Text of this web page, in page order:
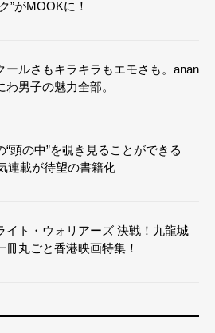
”がMOOKに！
ールさもキラキラもエモさも。anan
わ男子の魅力全部。
“頭の中”を覗き見ることができる
連載が待望の書籍化
イト・ウォリアーズ 決戦！九龍城
冊丸ごと香港映画特集！